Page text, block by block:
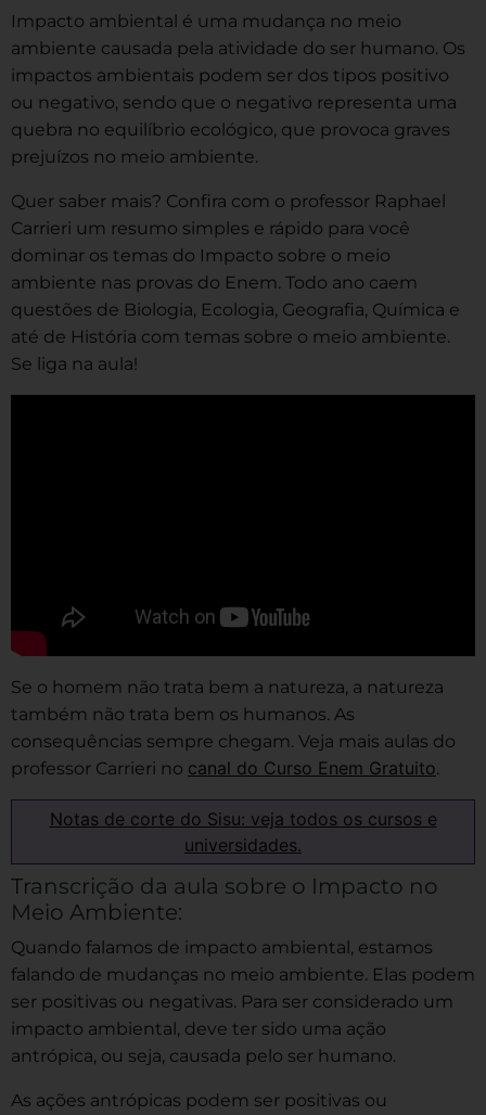
Impacto ambiental é uma mudança no meio
ambiente causada pela atividade do ser humano. Os
impactos ambientais podem ser dos tipos positivo
ou negativo, sendo que o negativo representa uma
quebra no equilíbrio ecológico, que provoca graves
prejuízos no meio ambiente.
Quer saber mais? Confira com o professor Raphael
Carrieri um resumo simples e rápido para você
dominar os temas do Impacto sobre o meio
ambiente nas provas do Enem. Todo ano caem
questões de Biologia, Ecologia, Geografia, Química e
até de História com temas sobre o meio ambiente.
Se liga na aula!
Se o homem não trata bem a natureza, a natureza
também não trata bem os humanos. As
consequências sempre chegam. Veja mais aulas do
professor Carrieri no canal do Curso Enem Gratuito.
Notas de corte do Sisu: veja todos os cursos e
universidades.
Transcrição da aula sobre o Impacto no
Meio Ambiente:
Quando falamos de impacto ambiental, estamos
falando de mudanças no meio ambiente. Elas podem
ser positivas ou negativas. Para ser considerado um
impacto ambiental, deve ter sido uma ação
antrópica, ou seja, causada pelo ser humano.
As ações antrópicas podem ser positivas ou